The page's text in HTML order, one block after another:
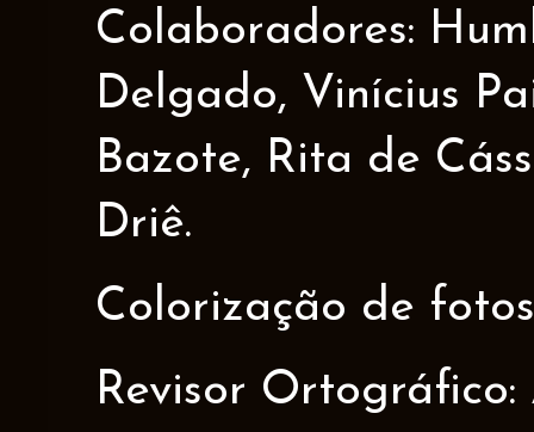
Colaboradores:
Delgado, Vinícius
Bazote, Rita de
Driê.
Colorização de
Revisor Ortográfico: